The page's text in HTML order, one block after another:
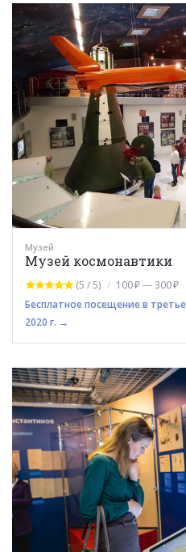
Музей
Музей космонавтики
(5 / 5)
100 ₽ — 300 ₽
Бесплатное посещение в
2020 г. →